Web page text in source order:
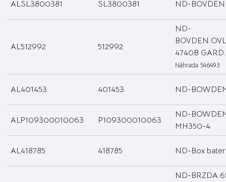
ALSL3800381 SL3800381 ND-
AL512992 512992
ND-
4740B
Náhrada 546493
AL401453 401453 ND-
ALP109300010063 P109300010063
ND-
MH350-4
AL418785 418785 ND-Box
ND-BRZDA